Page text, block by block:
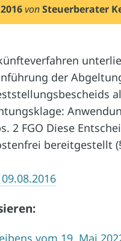
vonSteuerberater
der
2 FGO Diese
bereitgestellt
vom 19. Mai